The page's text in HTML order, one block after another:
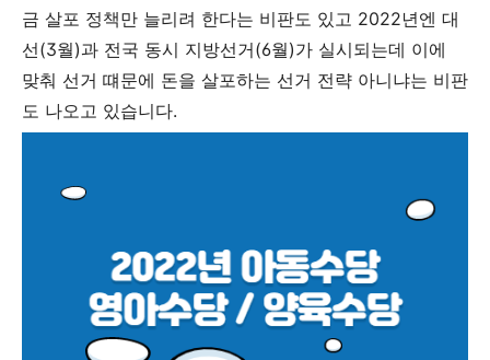
금 살포 정책만 늘리려 한다는 비판도 있고 2022년엔 대
선(3월)과 전국 동시 지방선거(6월)가 실시되는데 이에
맞춰 선거 떄문에 돈을 살포하는 선거 전략 아니냐는 비판
도 나오고 있습니다.